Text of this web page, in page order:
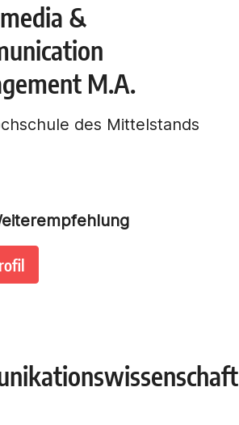
&
M.A.
des Mittelstands